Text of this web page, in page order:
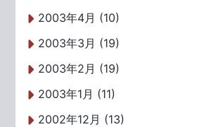
2003年4月 (10)
2003年3月 (19)
2003年2月 (19)
2003年1月 (11)
2002年12月 (13)